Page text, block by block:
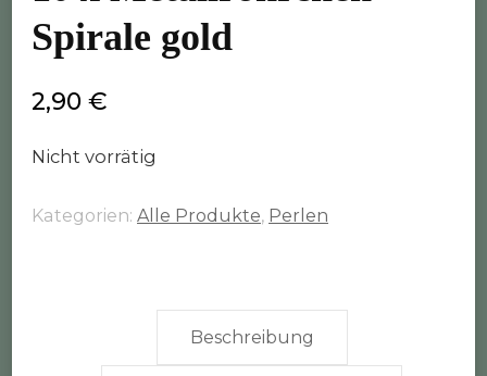
Spirale gold
2,90 €
Nicht vorrätig
Kategorien: Alle Produkte, Perlen
Beschreibung